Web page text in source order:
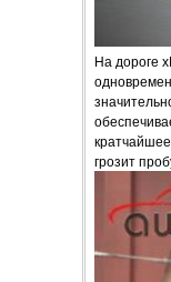
На дороге
грозит